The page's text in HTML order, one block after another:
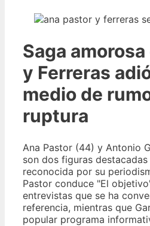
Saga
y Ferreras
medio de
ruptura
Ana Pastor (44) y Antonio
son dos figuras
reconocida por su
Pastor conduce "El
entrevistas que se ha
referencia, mientras que
popular programa